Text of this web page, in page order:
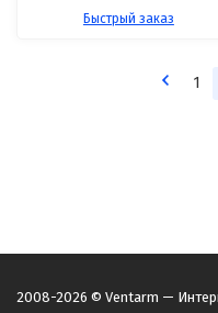
Быстрый заказ
1
2008-2026 © Ventarm —